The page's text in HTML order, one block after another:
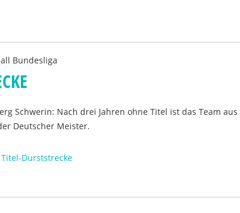
Bundesliga
Schwerin: Nach drei Jahren ohne Titel ist das Team aus
Deutscher Meister.
Durststrecke